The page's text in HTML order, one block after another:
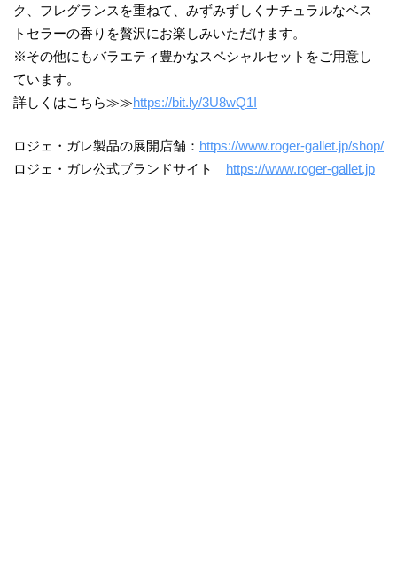
ク、フレグランスを重ねて、みずみずしくナチュラルなベス
トセラーの香りを贅沢にお楽しみいただけます。
※その他にもバラエティ豊かなスペシャルセットをご用意し
ています。
詳しくはこちら≫≫https://bit.ly/3U8wQ1I
ロジェ・ガレ製品の展開店舗： https://www.roger-gallet.jp/shop/
ロジェ・ガレ公式ブランドサイト https://www.roger-gallet.jp